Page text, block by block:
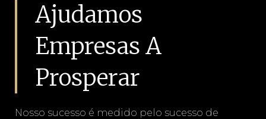
Ajudamos
Empresas A
Prosperar
Nosso sucesso é medido pelo sucesso de